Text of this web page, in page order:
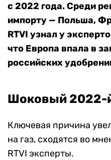
с 2022 года. Среди
импорту — Польша,
RTVI узнал у
что Европа впала в
российских
Шоковый 2022-
Ключевая причина
на газ, сходятся во
RTVI эксперты.